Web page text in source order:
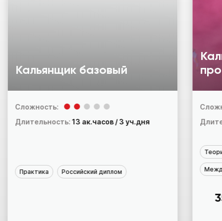
Кальянщик бaзoвый
Сложность:
Длительность:13 ак.часов / 3 уч.дня
Практика Российский диплом